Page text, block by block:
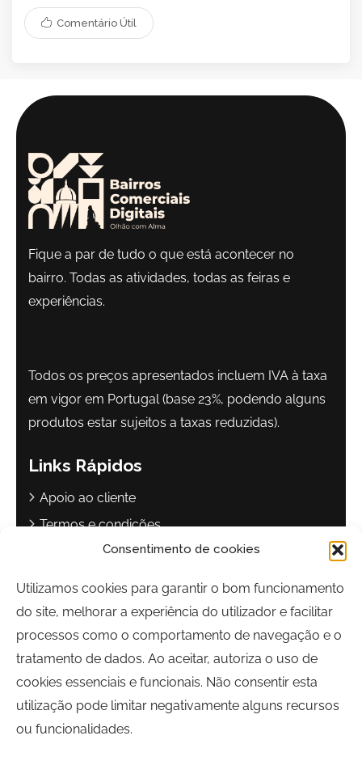
Consentimento de cookies
Utilizamos cookies para garantir o bom funcionamento
do site, melhorar a experiência do utilizador e facilitar
processos como o comportamento de navegação e o
tratamento de dados. Ao aceitar, autoriza o uso de
cookies essenciais e funcionais. Não consentir esta
utilização pode limitar negativamente alguns recursos
ou funcionalidades.
Comentário Útil
Fique a par de tudo o que está acontecer no
bairro. Todas as atividades, todas as feiras e
experiências.
Todos os preços apresentados incluem IVA à taxa
em vigor em Portugal (base 23%, podendo alguns
produtos estar sujeitos a taxas reduzidas).
Links Rápidos
Apoio ao cliente
Termos e condições
Política de privacidade
Contactos
Largo Sebastião Martins Mestre
Horário:Segunda a Sexta-feira | 09h00 às 17h00